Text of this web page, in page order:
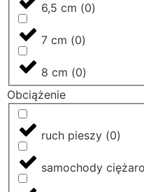
6,5 cm (0)
7 cm (0)
8 cm (0)
Obciążenie
ruch pieszy (0)
samochody